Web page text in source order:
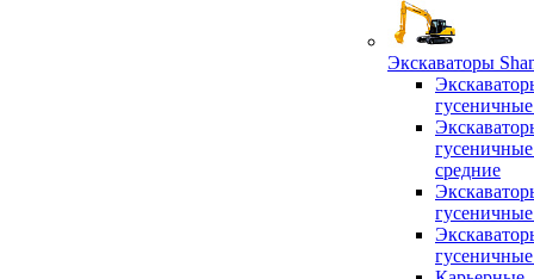
Экскаваторы
средние